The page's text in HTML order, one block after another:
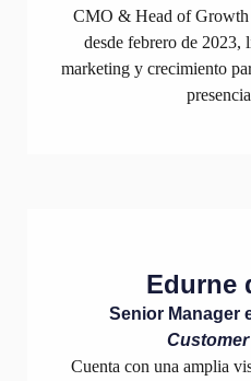
CMO & Head of Growth
desde febrero de 2023,
marketing y crecimiento
Edurne
Senior Manager
Cuenta con una amplia